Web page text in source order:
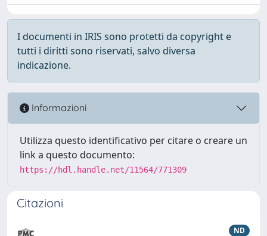
I documenti in IRIS sono protetti da copyright e
tutti i diritti sono riservati, salvo diversa
indicazione.
Informazioni
Utilizza questo identificativo per citare o creare un
link a questo documento:
https://hdl.handle.net/11564/771309
Citazioni
ND